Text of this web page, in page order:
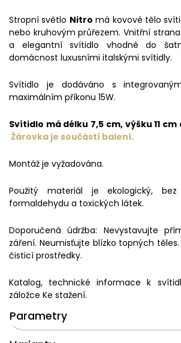
Stropní světlo Nitro má kovové tělo
nebo kruhovým průřezem. Vnitřní
a elegantní svítidlo vhodné do
domácnost luxusními italskými svítidly.
Svítidlo je dodáváno s
maximálním příkonu 15W.
Svítidlo má délku 7,5 cm, výšku 11
Žárovka je součástí balení.
Montáž je vyžadována.
Použitý materiál je ekologický,
formaldehydu a toxických látek.
Doporučená údržba: Nevystavujte
záření. Neumisťujte blízko topných
čisticí prostředky.
Katalog, technické informace k
záložce Ke stažení.
Parametry